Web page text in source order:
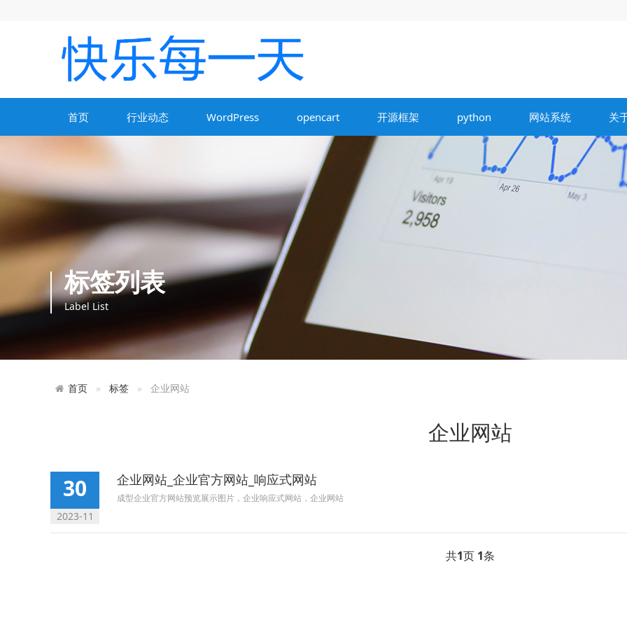
首页 行业动态 WordPress opencart 开源框架 python 网站系统 关
标签列表
Label List
首页 标签 企业网站
企业网站
30
2023-11
企业网站_企业官方网站_响应式网站
成型企业官方网站预览展示图片，企业响应式网站，企业网站
共1页 1条